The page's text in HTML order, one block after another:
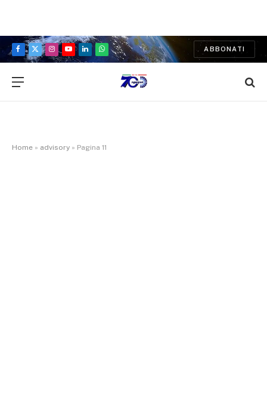
Facebook
X
Instagram
YouTubeLinkedInWhatsApp
ABBONATI
Home » advisory » Pagina 11